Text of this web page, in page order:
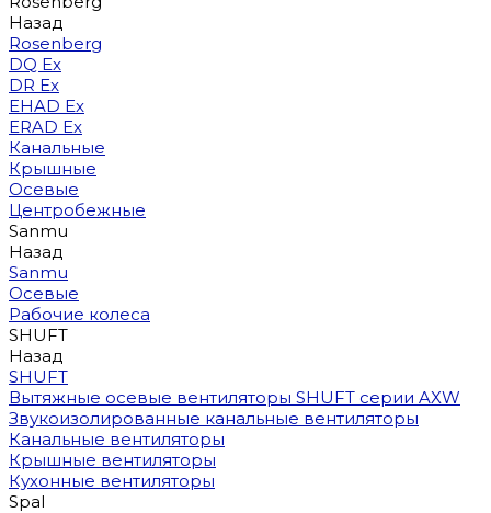
Назад
Rosenberg
DQ Ex
DR Ex
EHAD Ex
ERAD Ex
Канальные
Крышные
Осевые
Центробежные
Sanmu
Назад
Sanmu
Осевые
Рабочие колеса
SHUFT
Назад
SHUFT
Вытяжные осевые вентиляторы SHUFT серии AXW
Звукоизолированные канальные вентиляторы
Канальные вентиляторы
Крышные вентиляторы
Кухонные вентиляторы
Spal